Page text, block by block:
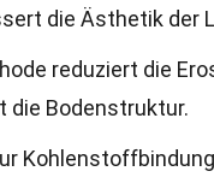
die Ästhetik der
reduziert die
die Bodenstruktur.